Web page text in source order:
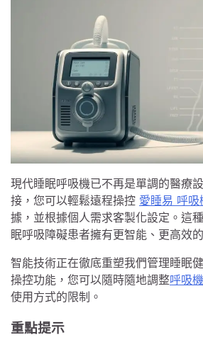
現代睡眠呼吸機已不再是單調的醫療
接，您可以輕鬆遠程操控 愛睡易 呼吸
據，並根據個人需求客製化設定。這
眠呼吸障礙患者擁有更智能、更高效
智能技術正在徹底重塑我們管理睡眠
操控功能，您可以隨時隨地調整呼吸機
使用方式的限制。
重點提示